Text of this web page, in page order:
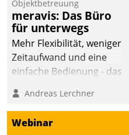
Objektbetreuung
meravis: Das Büro
für unterwegs
Mehr Flexibilität, weniger
Zeitaufwand und eine
einfache Bedienung - das
Cockpit für mobile
Mitarbeiter von
Datatrain. Die meravis
Andreas Lerchner
Webinar